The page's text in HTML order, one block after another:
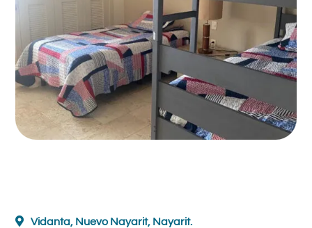
Vidanta, Nuevo Nayarit, Nayarit.